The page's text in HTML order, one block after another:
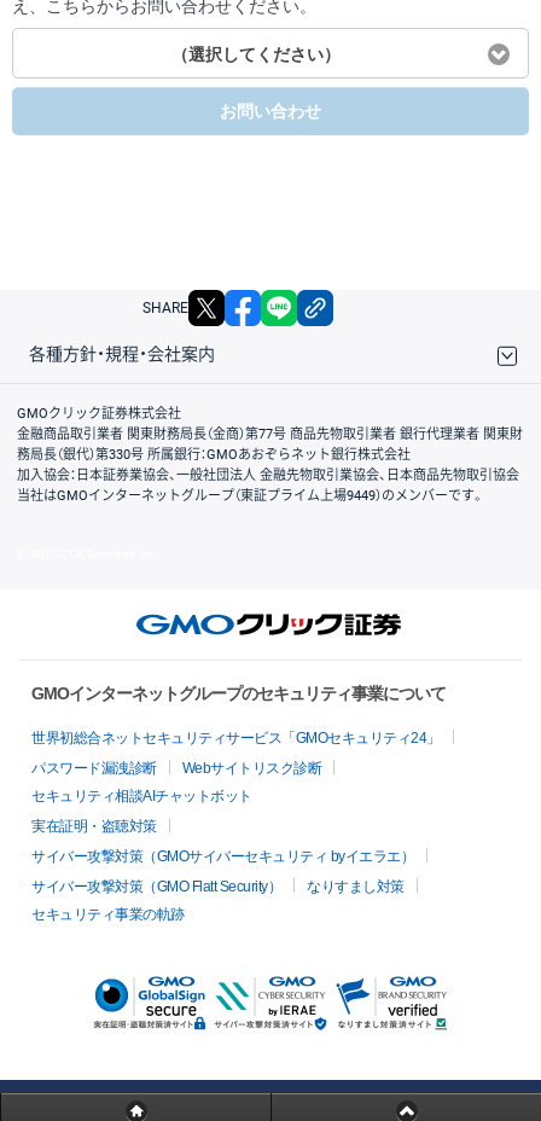
え、こちらからお問い合わせください。
（選択してください）
お問い合わせ
SHARE X facebook
各種方針・規程・会社案内
取引規程・約款
サイトマップ
その他のご案内
個人情報保護方針
最良執行方針
サイトのご利用について
ディスクレイマー
信託保全
リスク説明
会社案内
GMOクリック証券株式会社
金融商品取引業者 関東財務局長（金商）第77号 商品先物取引業者 銀行代理業者 関東財
務局長（銀代）第330号 所属銀行：GMOあおぞらネット銀行株式会社
加入協会：日本証券業協会、一般社団法人 金融先物取引業協会、日本商品先物取引協会
当社はGMOインターネットグループ（東証プライム上場9449）のメンバーです。
GMOインターネットグループのセキュリティ事業について
世界初総合ネットセキュリティサービス「GMOセキュリティ24」
パスワード漏洩診断
Webサイトリスク診断
セキュリティ相談AIチャットボット
実在証明・盗聴対策
サイバー攻撃対策（GMOサイバーセキュリティ byイエラエ）
サイバー攻撃対策（GMO Flatt Security）
なりすまし対策
セキュリティ事業の軌跡